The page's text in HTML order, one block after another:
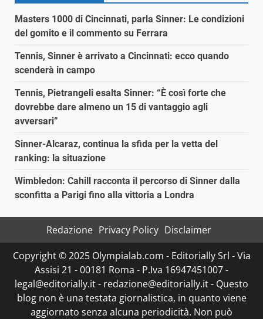
Masters 1000 di Cincinnati, parla Sinner: Le condizioni
del gomito e il commento su Ferrara
Tennis, Sinner è arrivato a Cincinnati: ecco quando
scenderà in campo
Tennis, Pietrangeli esalta Sinner: “È così forte che
dovrebbe dare almeno un 15 di vantaggio agli
avversari”
Sinner-Alcaraz, continua la sfida per la vetta del
ranking: la situazione
Wimbledon: Cahill racconta il percorso di Sinner dalla
sconfitta a Parigi fino alla vittoria a Londra
Redazione Privacy Policy Disclaimer
Copyright © 2025 Olympialab.com - Editorially Srl - Via
Assisi 21 - 00181 Roma - P.Iva 16947451007 -
legal@editorially.it - redazione@editorially.it - Questo
blog non è una testata giornalistica, in quanto viene
aggiornato senza alcuna periodicità. Non può